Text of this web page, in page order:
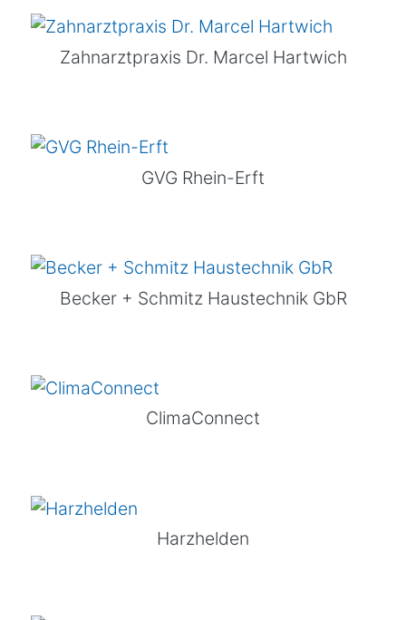
Zahnarztpraxis Dr. Marcel Hartwich
GVG Rhein-Erft
Becker + Schmitz Haustechnik GbR
ClimaConnect
Harzhelden